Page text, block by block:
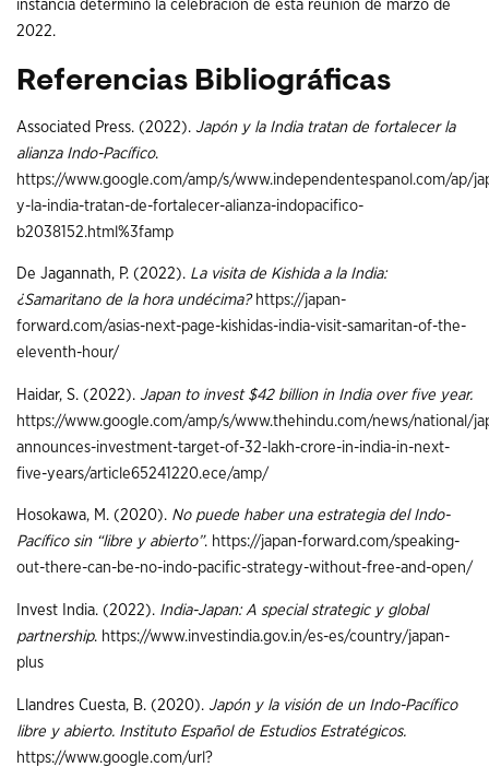
instancia determinó la celebración de esta reunión de marzo de
2022.
Referencias Bibliográficas
Associated Press. (2022). Japón y la India tratan de fortalecer la
alianza Indo-Pacífico.
https://www.google.com/amp/s/www.independentespanol.com/ap/
y-la-india-tratan-de-fortalecer-alianza-indopacifico-
b2038152.html%3famp
De Jagannath, P. (2022). La visita de Kishida a la India:
¿Samaritano de la hora undécima? https://japan-
forward.com/asias-next-page-kishidas-india-visit-samaritan-of-the-
eleventh-hour/
Haidar, S. (2022). Japan to invest $42 billion in India over five year.
https://www.google.com/amp/s/www.thehindu.com/news/national/
announces-investment-target-of-32-lakh-crore-in-india-in-next-
five-years/article65241220.ece/amp/
Hosokawa, M. (2020). No puede haber una estrategia del Indo-
Pacífico sin “libre y abierto”. https://japan-forward.com/speaking-
out-there-can-be-no-indo-pacific-strategy-without-free-and-open/
Invest India. (2022). India-Japan: A special strategic y global
partnership. https://www.investindia.gov.in/es-es/country/japan-
plus
Llandres Cuesta, B. (2020). Japón y la visión de un Indo-Pacífico
libre y abierto. Instituto Español de Estudios Estratégicos.
https://www.google.com/url?